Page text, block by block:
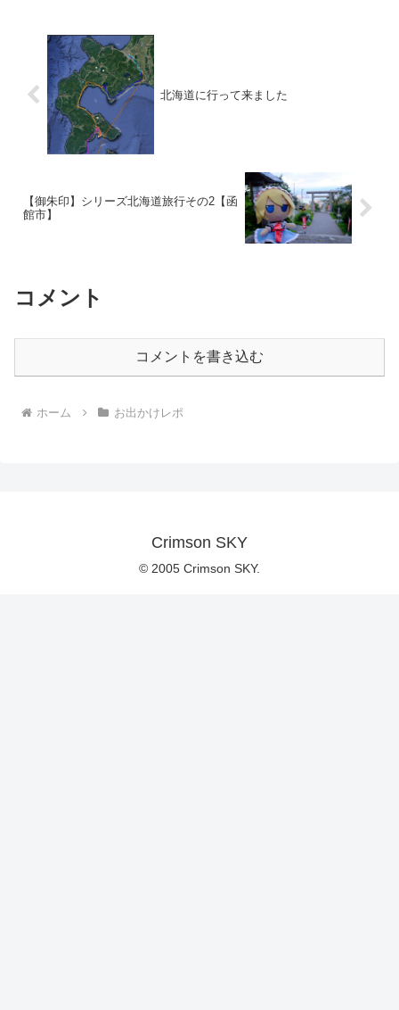
北海道に行って来ました
【御朱印】シリーズ北海道旅行その2【函
館市】
コメント
コメントを書き込む
ホーム お出かけレポ
Crimson SKY
© 2005 Crimson SKY.